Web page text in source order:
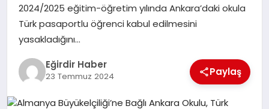
2024/2025 eğitim-öğretim yılında Ankara’daki okula
Türk pasaportlu öğrenci kabul edilmesini
yasakladığını…
Eğirdir Haber
23 Temmuz 2024 Paylaş